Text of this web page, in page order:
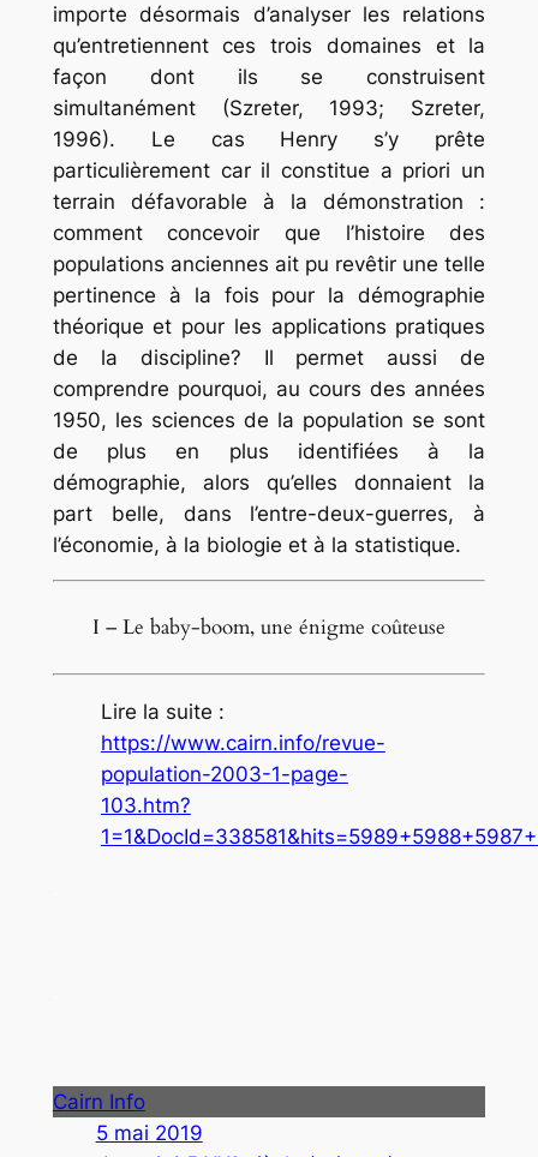
importe désormais d’analyser les relations
qu’entretiennent ces trois domaines et la
façon dont ils se construisent
simultanément (Szreter, 1993; Szreter,
1996). Le cas Henry s’y prête
particulièrement car il constitue a priori un
terrain défavorable à la démonstration :
comment concevoir que l’histoire des
populations anciennes ait pu revêtir une telle
pertinence à la fois pour la démographie
théorique et pour les applications pratiques
de la discipline? Il permet aussi de
comprendre pourquoi, au cours des années
1950, les sciences de la population se sont
de plus en plus identifiées à la
démographie, alors qu’elles donnaient la
part belle, dans l’entre-deux-guerres, à
l’économie, à la biologie et à la statistique.
I – Le baby-boom, une énigme coûteuse
Lire la suite :
https://www.cairn.info/revue-
population-2003-1-page-
103.htm?
Cairn Info
5 mai 2019